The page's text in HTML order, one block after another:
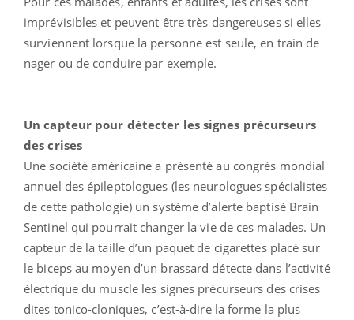
imprévisibles et peuvent être très dangereuses si elles
surviennent lorsque la personne est seule, en train de
nager ou de conduire par exemple.
Un capteur pour détecter les signes précurseurs
des crises
Une société américaine a présenté au congrès mondial
annuel des épileptologues (les neurologues spécialistes
de cette pathologie) un système d’alerte baptisé Brain
Sentinel qui pourrait changer la vie de ces malades. Un
capteur de la taille d’un paquet de cigarettes placé sur
le biceps au moyen d’un brassard détecte dans l’activité
électrique du muscle les signes précurseurs des crises
dites tonico-cloniques, c’est-à-dire la forme la plus